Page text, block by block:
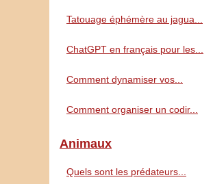
Tatouage éphémère au jagua...
ChatGPT en français pour les...
Comment dynamiser vos...
Comment organiser un codir...
Animaux
Quels sont les prédateurs...